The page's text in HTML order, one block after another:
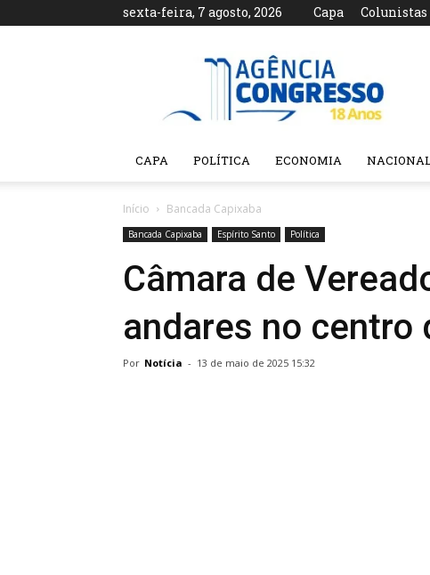
sexta-feira, 7 agosto, 2026 Capa Colunistas
Agência
CAPA POLÍTICA ECONOMIA
Início Bancada Capixaba
Bancada Capixaba Espírito Santo Política
Câmara de
andares no centro
Por Notícia - 13 de maio de 2025 15:32